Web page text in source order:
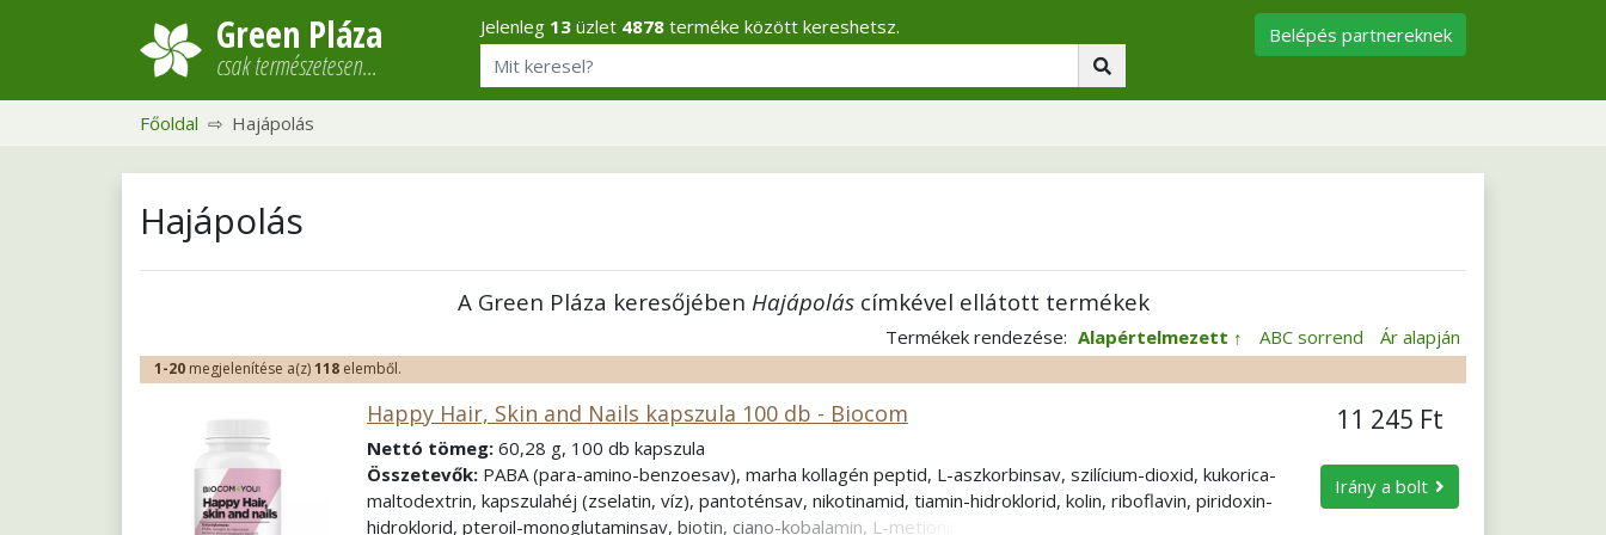
Green Pláza
csak természetesen…
Jelenleg 13 üzlet 4878 terméke között kereshetsz. Belépés partnereknek
Főoldal Hajápolás
Hajápolás
A Green Pláza keresőjében Hajápoláscímkével ellátott termékek
Termékek rendezése: Alapértelmezett ABC sorrend Ár alapján
1-20 megjelenítése a(z)118 elemből.
Happy Hair, Skin and Nails kapszula 100 db - Biocom
Nettó tömeg: 60,28 g, 100 db kapszula
Összetevők: PABA (para-amino-benzoesav), marha kollagén peptid, L-aszkorbinsav, szilícium-dioxid, kukorica-
maltodextrin, kapszulahéj (zselatin, víz), pantoténsav, nikotinamid, tiamin-hidroklorid, kolin, riboflavin, piridoxin-
hidroklorid, pteroil-monoglutaminsav, biotin, ciano-kobalamin, L-metionin, N-acetil-L-cisztein, D,L-alfa-tokoferil-
11 245 Ft
Irány a bolt